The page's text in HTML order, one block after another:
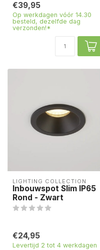
€39,95
Op werkdagen vóór 14.30
besteld, dezelfde dag
verzonden!*
LIGHTING COLLECTION
Inbouwspot Slim IP65
Rond - Zwart
€24,95
Levertijd 2 tot 4 werkdagen